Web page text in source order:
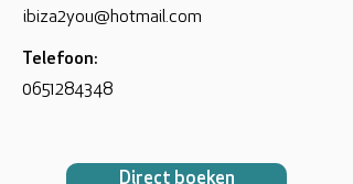
ibiza2you@hotmail.com
Telefoon:
0651284348
Direct boeken